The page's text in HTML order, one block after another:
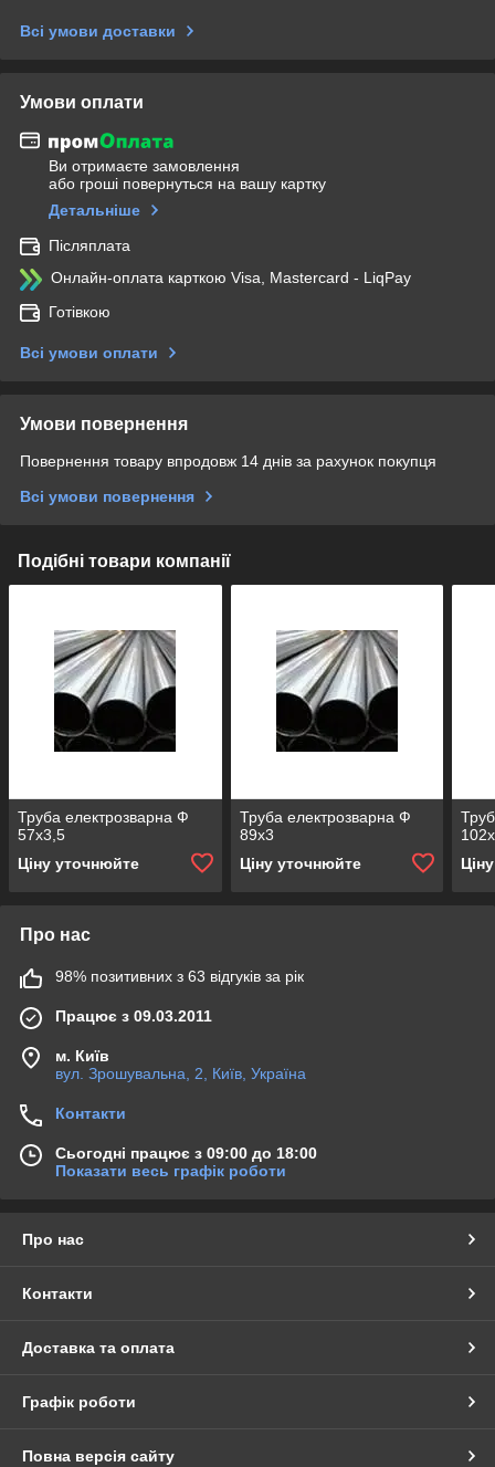
Всі умови доставки
Умови оплати
Ви отримаєте замовлення
або гроші повернуться на вашу картку
Детальніше
Післяплата
Онлайн-оплата карткою Visa, Mastercard - LiqPay
Готівкою
Всі умови оплати
Умови повернення
Повернення товару впродовж 14 днів за рахунок покупця
Всі умови повернення
Подібні товари компанії
Труба електрозварна Ф
57х3,5
Ціну уточнюйте
Труба електрозварна Ф
89х3
Ціну уточнюйте
Про нас
98% позитивних з 63 відгуків за рік
Працює з 09.03.2011
м. Київ
вул. Зрошувальна, 2, Київ, Україна
Контакти
Сьогодні працює з 09:00 до 18:00
Показати весь графік роботи
Про нас
Контакти
Доставка та оплата
Графік роботи
Повна версія сайту